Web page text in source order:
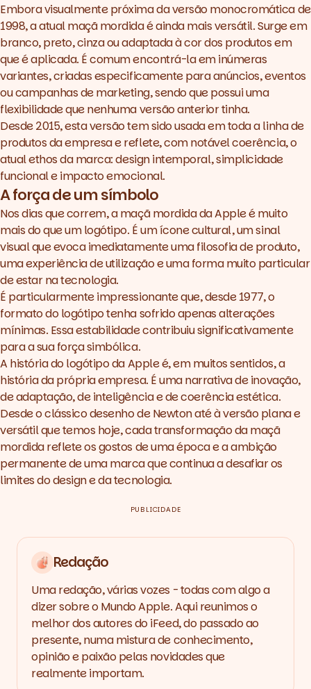
Embora visualmente próxima da versão monocromática de
1998, a atual maçã mordida é ainda mais versátil. Surge em
branco, preto, cinza ou adaptada à cor dos produtos em
que é aplicada. É comum encontrá-la em inúmeras
variantes, criadas especificamente para anúncios, eventos
ou campanhas demarketing, sendo que possui uma
flexibilidade que nenhuma versão anterior tinha.
Desde 2015, esta versão tem sido usada em toda a linha de
produtos da empresa e reflete, com notável coerência, o
atualethosda marca:designintemporal, simplicidade
funcional e impacto emocional.
A força de um símbolo
Nos dias que correm, a maçã mordida da Apple é muito
mais do que um logótipo. É um ícone cultural, um sinal
visual que evoca imediatamente uma filosofia de produto,
uma experiência de utilização e uma forma muito particular
de estar na tecnologia.
É particularmente impressionante que, desde 1977, o
formato do logótipo tenha sofrido apenas alterações
mínimas. Essa estabilidade contribuiu significativamente
para a sua força simbólica.
A história do logótipo da Apple é, em muitos sentidos, a
história da própria empresa. É uma narrativa de inovação,
de adaptação, de inteligência e de coerência estética.
Desde o clássico desenho de Newton até à versão plana e
versátil que temos hoje, cada transformação da maçã
mordida reflete os gostos de uma época e a ambição
permanente de uma marca que continua a desafiar os
limites dodesigne da tecnologia.
PUBLICIDADE
Redação
Uma redação, várias vozes - todas com algo a
dizer sobre o Mundo Apple. Aqui reunimos o
melhor dos autores do iFeed, do passado ao
presente, numa mistura de conhecimento,
opinião e paixão pelas novidades que
realmente importam.